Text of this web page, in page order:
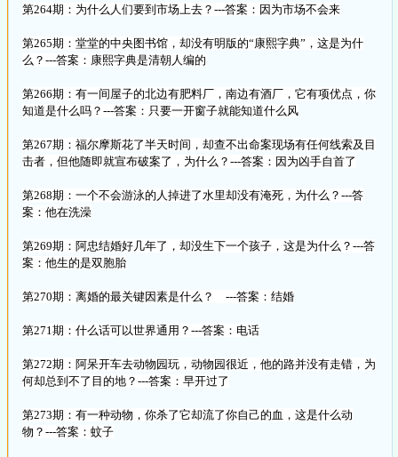
第264期：为什么人们要到市场上去？---答案：因为市场不会来
第265期：堂堂的中央图书馆，却没有明版的“康熙字典”，这是为什
么？---答案：康熙字典是清朝人编的
第266期：有一间屋子的北边有肥料厂，南边有酒厂，它有项优点，你
知道是什么吗？---答案：只要一开窗子就能知道什么风
第267期：福尔摩斯花了半天时间，却查不出命案现场有任何线索及目
击者，但他随即就宣布破案了，为什么？---答案：因为凶手自首了
第268期：一个不会游泳的人掉进了水里却没有淹死，为什么？---答
案：他在洗澡
第269期：阿忠结婚好几年了，却没生下一个孩子，这是为什么？---答
案：他生的是双胞胎
第270期：离婚的最关键因素是什么？ ---答案：结婚
第271期：什么话可以世界通用？---答案：电话
第272期：阿呆开车去动物园玩，动物园很近，他的路并没有走错，为
何却总到不了目的地？---答案：早开过了
第273期：有一种动物，你杀了它却流了你自己的血，这是什么动
物？---答案：蚊子